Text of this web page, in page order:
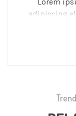
adipiscing